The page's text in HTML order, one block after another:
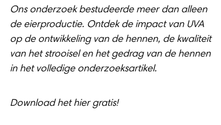
Ons onderzoek bestudeerde meer dan alleen
de eierproductie. Ontdek de impact van UVA
op de ontwikkeling van de hennen, de kwaliteit
van het strooisel en het gedrag van de hennen
in het volledige onderzoeksartikel.
Download het hier gratis!